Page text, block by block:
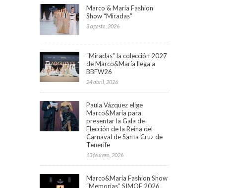
Marco & María Fashion
Show “Miradas”
3 agosto, 2026
“Miradas” la colección 2027
de Marco&María llega a
BBFW26
24 abril, 2026
Paula Vázquez elige
Marco&María para
presentar la Gala de
Elección de la Reina del
Carnaval de Santa Cruz de
Tenerife
13 febrero, 2026
Marco&María Fashion Show
“Memorias” SIMOF 2026